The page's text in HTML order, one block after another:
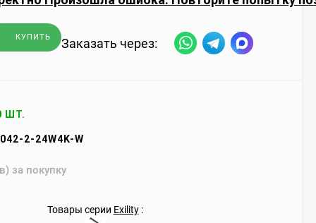
КУПИТЬ Заказать через:
ШТ.
2-24W4K-W
за покупку
Товары серии Exility: